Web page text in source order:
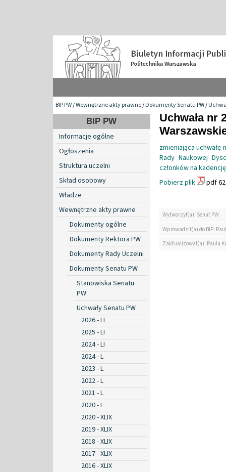
BIP PW/Wewnętrzne akty prawne/Dokumenty Senatu PW/
BIP PW
Informacje ogólne
Ogłoszenia
Struktura uczelni
Skład osobowy
Władze
Wewnętrzne akty prawne
Dokumenty ogólne
Dokumenty Rektora PW
Dokumenty Rady Uczelni
Dokumenty Senatu PW
Stanowiska Senatu
PW
Uchwały Senatu PW
2026 - LI
2025 - LI
2024 - LI
2024 - L
2023 - L
2022 - L
2021 - L
2020 - L
2020 - XLIX
2019 - XLIX
2018 - XLIX
2017 - XLIX
2016 - XLIX
Uchwała nr
zmieniająca
Rady Naukowej
członków na
Pobierz plik
pdf
Wytworzył(a): Senat PW
Wprowadził(a) do BIP:
Zaktualizował(a): Paula